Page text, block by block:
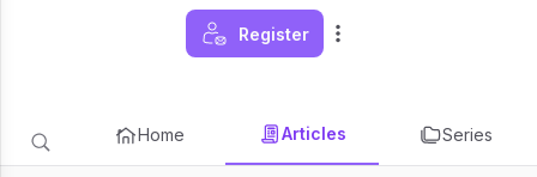
Register
Home Articles Series